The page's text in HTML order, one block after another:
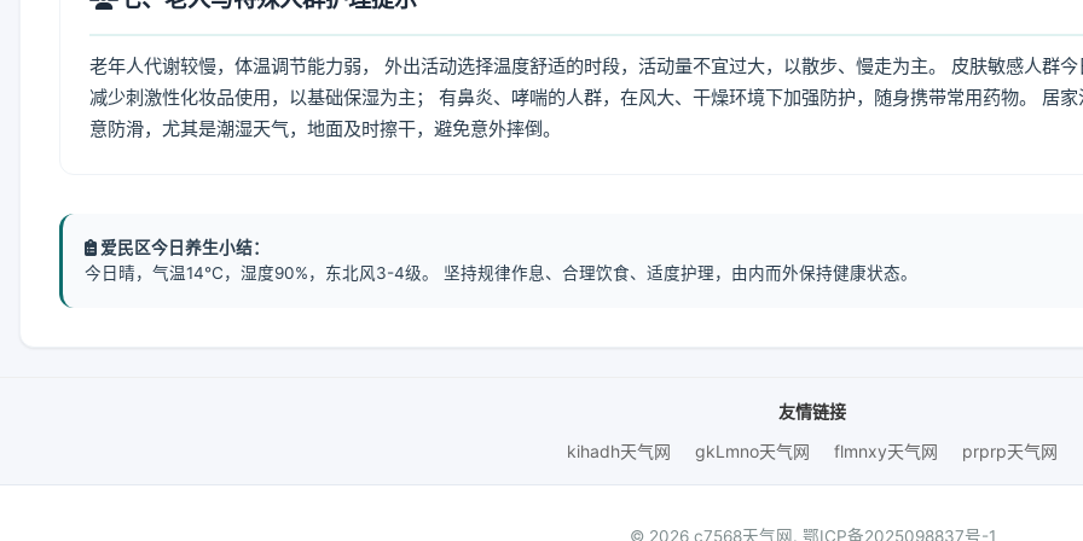
老年人代谢较慢，体温调节能力弱， 外出活动选择温度舒适的时段，活动量不宜过大，以散步、慢走为主。 皮肤敏感人群今
减少刺激性化妆品使用，以基础保湿为主； 有鼻炎、哮喘的人群，在风大、干燥环境下加强防护，随身携带常用药物。 居家
意防滑，尤其是潮湿天气，地面及时擦干，避免意外摔倒。
爱民区今日养生小结：
今日晴，气温14℃，湿度90%，东北风3-4级。 坚持规律作息、合理饮食、适度护理，由内而外保持健康状态。
友情链接
kihadh天气网
gkLmno天气网 flmnxy天气网 prprp天气网
© 2026 c7568天气网. 鄂ICP备2025098837号-1